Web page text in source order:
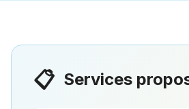
📋 Services